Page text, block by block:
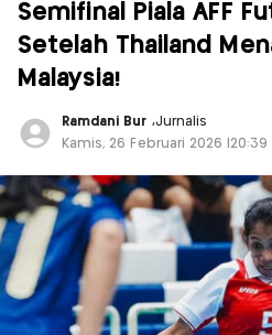
Semifinal Piala AFF
Setelah Thailand
Malaysia!
Ramdani Bur ,Jurnalis
Kamis, 26 Februari 2026 |20:39